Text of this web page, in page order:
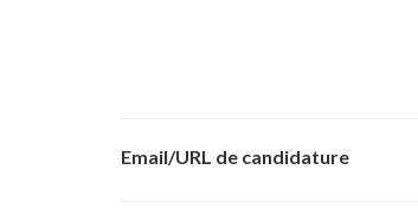
Email/URL de candidature